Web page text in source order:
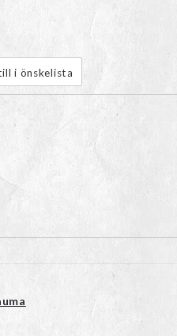
i önskelista